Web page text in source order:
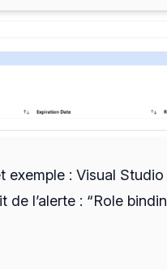
: Visual
l’alerte : “Role